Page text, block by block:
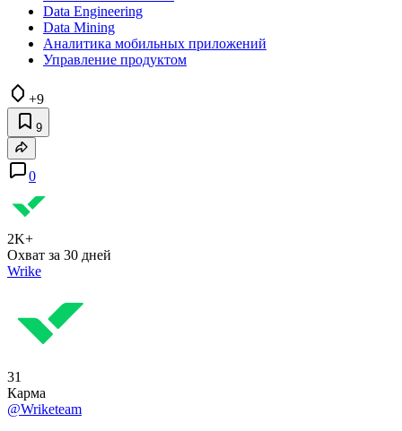
Data Engineering
Data Mining
Аналитика мобильных приложений
Управление продуктом
+9
9
0
2K+
Охват за 30 дней
Wrike
31
Карма
@Wriketeam